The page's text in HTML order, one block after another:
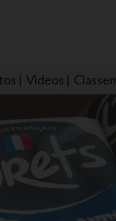
Videos
SNS253 et SNS604